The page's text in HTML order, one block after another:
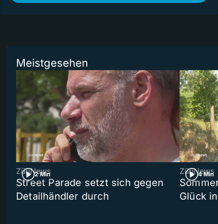
Meistgesehen
2 Min
ZüriNews
Street Parade setzt sich gegen
Detailhändler durch
4 Min
ZüriNews
Glück